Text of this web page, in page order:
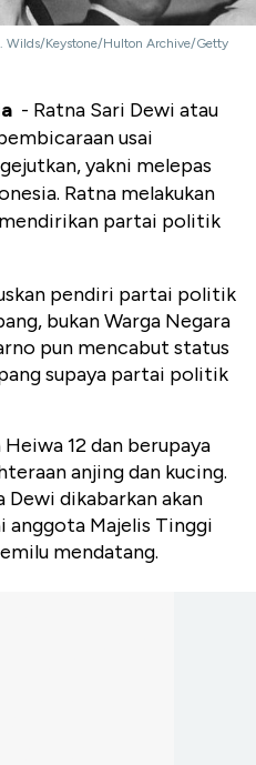
Wilds/Keystone/Hulton Archive/Getty
- Ratna Sari Dewi atau
usai
yakni melepas
Ratna melakukan
partai politik
pendiri partai politik
bukan Warga Negara
pun mencabut status
supaya partai politik
12 dan berupaya
anjing dan kucing.
Dewi dikabarkan akan
anggota Majelis Tinggi
mendatang.